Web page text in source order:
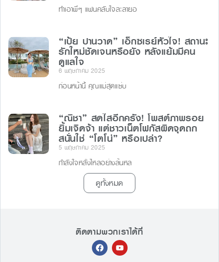
ทำเอาพี่ๆ แฟนคลับใจละลายอ
“เป้ย ปานวาด” เอ็กซเรย์หัวใจ! สถานะ
รักใหม่ชัดเจนหรือยัง หลังแย้มมีคน
ดูแลใจ
6 พฤษภาคม 2025
ก่อนหน้านี้ คุณแม่สุดแซ่บ
“ณิชา” สดใสอีกครั้ง! โพสต์ภาพรอย
ยิ้มเจิดจ้า แต่ชาวเน็ตโฟกัสผิดจุดถก
สนั่นใช่ “โตโน่” หรือเปล่า?
5 พฤษภาคม 2025
กำลังใจหลั่งไหลอย่างล้นหล
ดูทั้งหมด
ติดตามพวกเราได้ที่